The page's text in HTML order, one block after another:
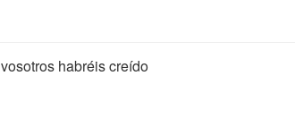
vosotros habréis creído